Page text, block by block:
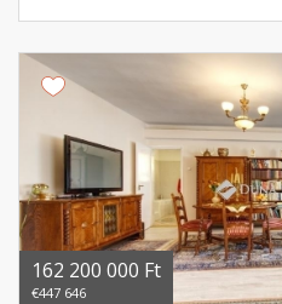
162 200 000 Ft
€447 646